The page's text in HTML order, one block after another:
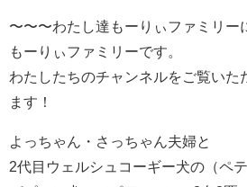
〜〜〜わたし達もーりぃファミリー
もーりぃファミリーです。
わたしたちのチャンネルをご覧いた
ます！
よっちゃん・さっちゃん夫婦と
2代目ウェルシュコーギー犬の（ペ